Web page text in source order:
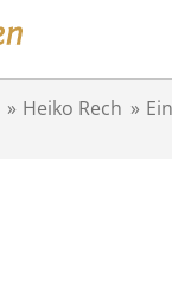
» Heiko Rech »